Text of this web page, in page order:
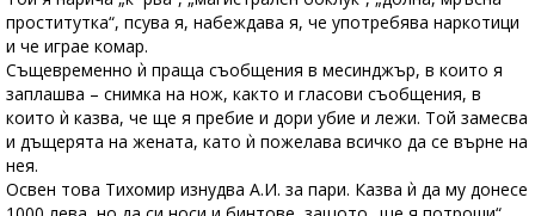
проститутка“, псува я, набеждава я, че употребява наркотици
и че играе комар.
Същевременно ѝ праща съобщения в месинджър, в които я
заплашва – снимка на нож, както и гласови съобщения, в
които ѝ казва, че ще я пребие и дори убие и лежи. Той замесва
и дъщерята на жената, като ѝ пожелава всичко да се върне на
нея.
Освен това Тихомир изнудва А.И. за пари. Казва ѝ да му донесе